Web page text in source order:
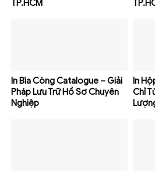
TP.HCM
In Bìa Còng Catalogue – Giải
Pháp Lưu Trữ Hồ Sơ Chuyên
Nghiệp
In
Chỉ